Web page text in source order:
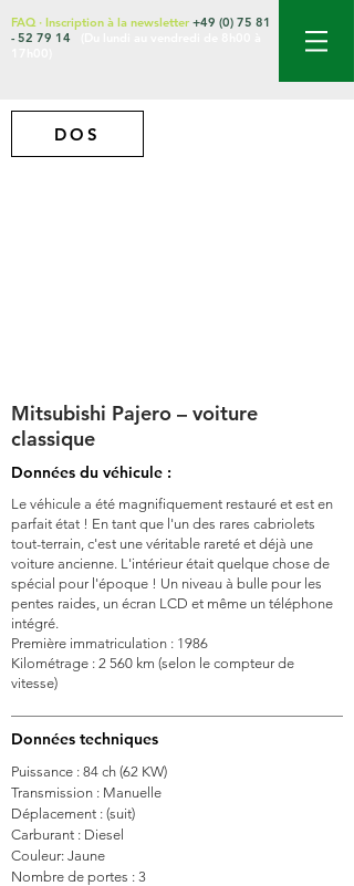
FAQ · Inscription à la newsletter +49 (0) 75 81
- 52 79 14
DOS
Mitsubishi Pajero – voiture
classique
Données du véhicule :
Le véhicule a été magnifiquement restauré et est en
parfait état ! En tant que l'un des rares cabriolets
tout-terrain, c'est une véritable rareté et déjà une
voiture ancienne. L'intérieur était quelque chose de
spécial pour l'époque ! Un niveau à bulle pour les
pentes raides, un écran LCD et même un téléphone
intégré.
Première immatriculation : 1986
Kilométrage : 2 560 km (selon le compteur de
vitesse)
Données techniques
Puissance : 84 ch (62 KW)
Transmission : Manuelle
Déplacement : (suit)
Carburant : Diesel
Couleur: Jaune
Nombre de portes : 3